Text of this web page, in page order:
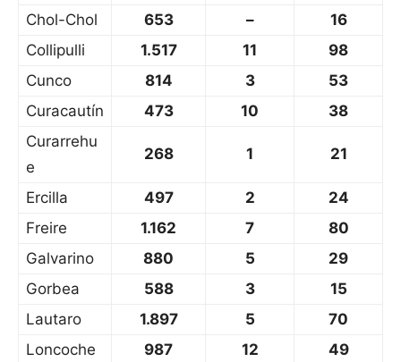
Chol-Chol
653 –
16
Collipulli
1.517 11
98
Cunco
814 3
53
Curacautín
473 10
38
Curarrehu
e
268 1 21
Ercilla 497 2
24
Freire
1.162 7
80
Galvarino
880 5
29
Gorbea
588 3
15
Lautaro
1.897 5
70
Loncoche
987 12
49